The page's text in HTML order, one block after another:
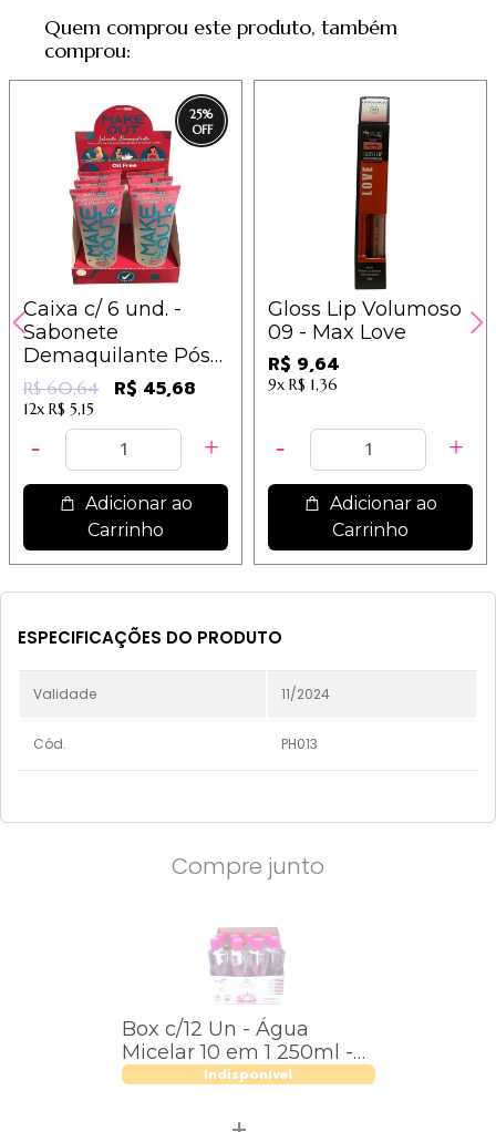
Quem comprou este produto, também
comprou:
25%
Caixa c/ 6 und. -
Sabonete
Demaquilante Pós
Maquiagem - Make
Out - Dermachem
R$ 60,64 R$ 45,68
12x R$ 5,15
Adicionar ao
Carrinho
Gloss Lip Volumoso
09 - Max Love
R$ 9,64
9x R$ 1,36
Adicionar ao
Carrinho
ESPECIFICAÇÕES DO PRODUTO
Validade 11/2024
Cód. PH013
Compre junto
Box c/12 Un - Água
Micelar 10 em 1 250ml -
PhálleBeauty - PH013
Indisponível